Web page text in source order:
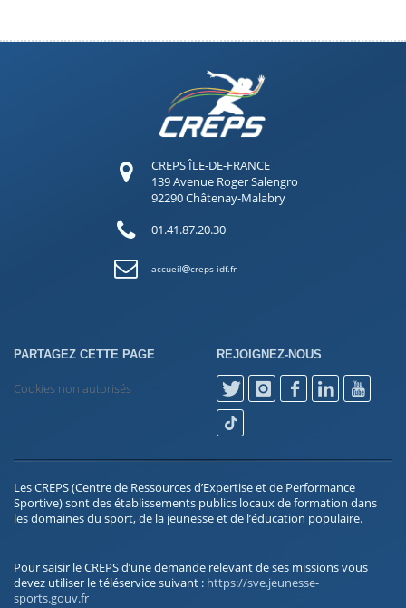
CREPS ÎLE-DE-FRANCE
139 Avenue Roger Salengro
92290 Châtenay-Malabry
01.41.87.20.30
accueil creps-idf.fr
PARTAGEZ CETTE PAGE
Cookies non autorisés
REJOIGNEZ-NOUS
Les CREPS (Centre de Ressources d’Expertise et de Performance
Sportive) sont des établissements publics locaux de formation dans
les domaines du sport, de la jeunesse et de l’éducation populaire.
Pour saisir le CREPS d’une demande relevant de ses missions vous
devez utiliser le téléservice suivant : https://sve.jeunesse-
sports.gouv.fr